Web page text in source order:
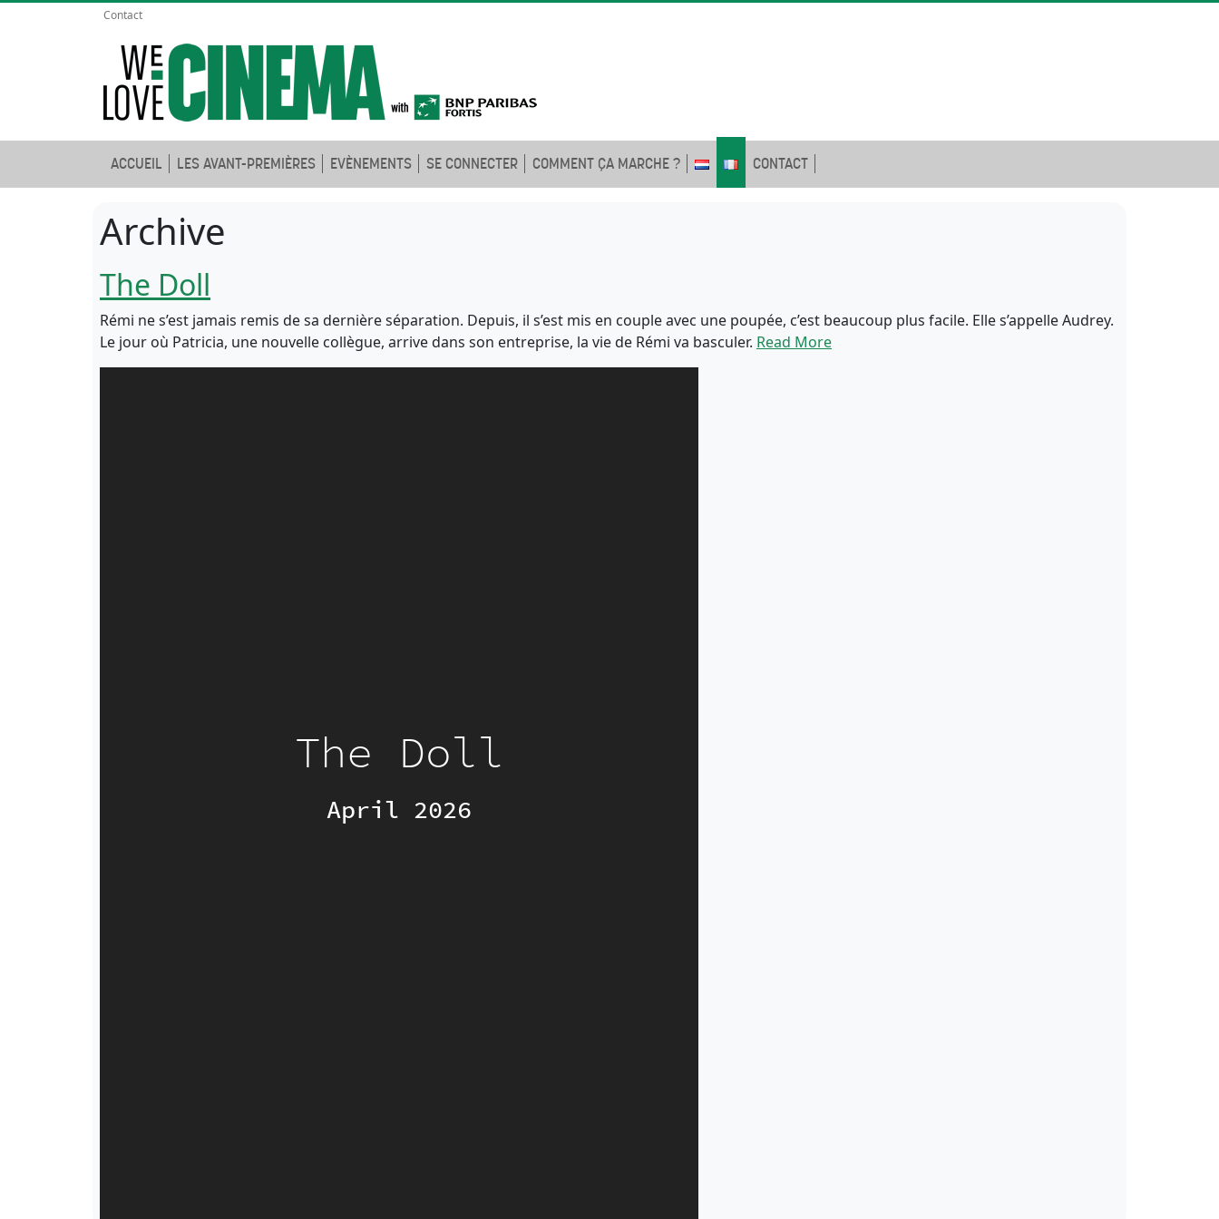
Contact
ACCUEIL LES AVANT-PREMIÈRES EVÈNEMENTS SE CONNECTER COMMENT ÇA MARCHE ? CONTACT
Archive
The Doll
Rémi ne s’est jamais remis de sa dernière séparation. Depuis, il s’est mis en couple avec une poupée, c’est beaucoup plus facile. Elle s’appelle Audrey.
Le jour où Patricia, une nouvelle collègue, arrive dans son entreprise, la vie de Rémi va basculer. Read More